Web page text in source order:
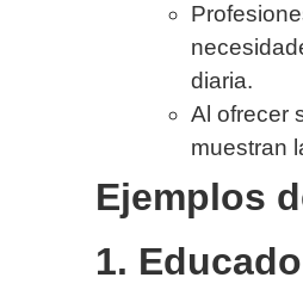
diaria.
Al ofrecer
muestran
Ejemplos
1.